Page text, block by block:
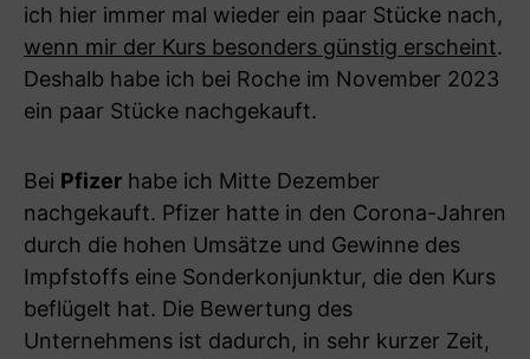
ich hier immer mal wieder ein paar Stücke nach,
wenn mir der Kurs besonders günstig erscheint.
Deshalb habe ich bei Roche im November 2023
ein paar Stücke nachgekauft.
Bei Pfizer habe ich Mitte Dezember
nachgekauft. Pfizer hatte in den Corona-Jahren
durch die hohen Umsätze und Gewinne des
Impfstoffs eine Sonderkonjunktur, die den Kurs
beflügelt hat. Die Bewertung des
Unternehmens ist dadurch, in sehr kurzer Zeit,